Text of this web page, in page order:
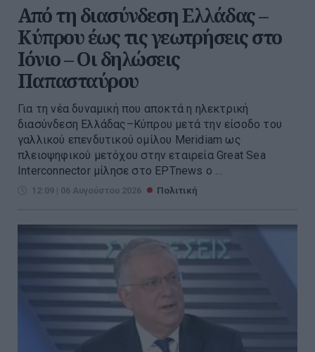
Από τη διασύνδεση Ελλάδας –
Κύπρου έως τις γεωτρήσεις στο
Ιόνιο – Οι δηλώσεις
Παπασταύρου
Για τη νέα δυναμική που αποκτά η ηλεκτρική
διασύνδεση Ελλάδας–Κύπρου μετά την είσοδο του
γαλλικού επενδυτικού ομίλου Meridiam ως
πλειοψηφικού μετόχου στην εταιρεία Great Sea
Interconnector μίλησε στο ΕΡΤnews ο ...
12:09 | 06 Αυγούστου 2026 Πολιτική